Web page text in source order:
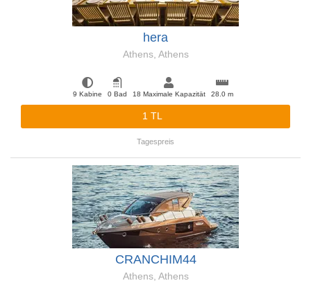
hera
Athens, Athens
9 Kabine 0 Bad 18 Maximale Kapazität 28.0 m
1 TL
Tagespreis
CRANCHIM44
Athens, Athens